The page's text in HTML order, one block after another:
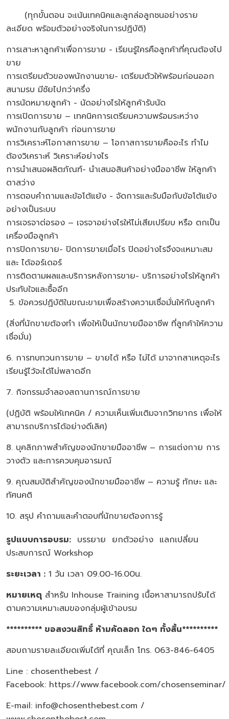
(ทุกขั้นตอน จะเน้นเทคนิคและลูกล่อลูกชนอย่างราย
ละเอียด พร้อมตัวอย่างจริงในการปฏิบัติ)
การเสาะหาลูกค้าเพื่อการขาย - เรียนรู้ใครคือลูกค้าที่คุณต้องไป
ขาย
การเตรียมตัวของพนักงานขาย- เตรียมตัวให้พร้อมก่อนออก
สนามรบ มีชัยไปกว่าครึ่ง
การนัดหมายลูกค้า - นัดอย่างไรให้ลูกค้ารับนัด
การเปิดการขาย – เทคนิคการเตรียมความพร้อมระหว่าง
พนักงานกับลูกค้า ก่อนการขาย
การวิเคราะห์โอกาสการขาย – โอกาสการขายคืออะไร ทำไม
ต้องวิเคราะห์ วิเคราะห์อย่างไร
การนำเสนอผลิตภัณฑ์- นำเสนอสินค้าอย่างมืออาชีพ ให้ลูกค้า
ตาสว่าง
การตอบคำถามและข้อโต้แย้ง - จัดการและรับมือกับข้อโต้แย้ง
อย่างเป็นระบบ
การเจรจาต่อรอง – เจรจาอย่างไรให้ไม่เสียเปรียบ หรือ ตกเป็น
เครื่องมือลูกค้า
การปิดการขาย- ปิดการขายเมื่อไร ปิดอย่างไรจึงจะเหมาะสม
และ ได้ออร์เดอร์
การติดตามผลและบริการหลังการขาย- บริการอย่างไรให้ลูกค้า
ประทับใจและซื้ออีก
5. ข้อควรปฏิบัติในขณะขายเพื่อสร้างความเชื่อมั่นให้กับลูกค้า
(สิ่งที่นักขายต้องทำ เพื่อให้เป็นนักขายมืออาชีพ ที่ลูกค้าให้ความ
เชื่อมั่น)
6. การทบทวนการขาย – ขายได้ หรือ ไม่ได้ มาจากสาเหตุอะไร
เรียนรู้ไว้จะได้ไม่พลาดอีก
7. กิจกรรมจำลองสถานการณ์การขาย
(ปฏิบัติ พร้อมให้เทคนิค / ความเห็นเพิ่มเติมจากวิทยากร เพื่อให้
สามารถบริการได้อย่างดีเลิศ)
8. บุคลิกภาพสำคัญของนักขายมืออาชีพ – การแต่งกาย การ
วางตัว และการควบคุมอารมณ์
9. คุณสมบัติสำคัญของนักขายมืออาชีพ – ความรู้ ทักษะ และ
ทัศนคติ
10. สรุป คำถามและคำตอบที่นักขายต้องการรู้
รูปแบบการอบรม: บรรยาย ยกตัวอย่าง แลกเปลี่ยน
ประสบการณ์ Workshop
ระยะเวลา : 1 วัน เวลา 09.00-16.00น.
หมายเหตุ สำหรับ Inhouse Training เนื้อหาสามารถปรับได้
ตามความเหมาะสมของกลุ่มผู้เข้าอบรม
********** ขอสงวนสิทธิ์ ห้ามคัดลอก ใดๆ ทั้งสิ้น**********
สอบถามรายละเอียดเพิ่มได้ที่ คุณเล็ก โทร. 063-846-6405
Line : chosenthebest /
Facebook: https://www.facebook.com/chosenseminar/
E-mail: info@chosenthebest.com /